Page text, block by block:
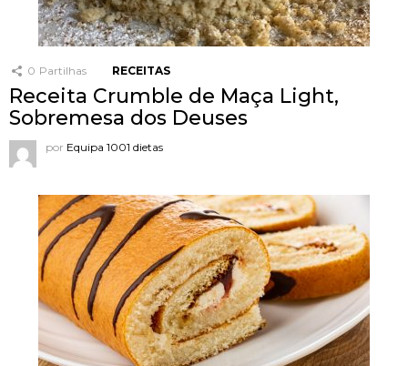
0 Partilhas RECEITAS
Receita Crumble de Maça Light,
Sobremesa dos Deuses
por Equipa 1001 dietas